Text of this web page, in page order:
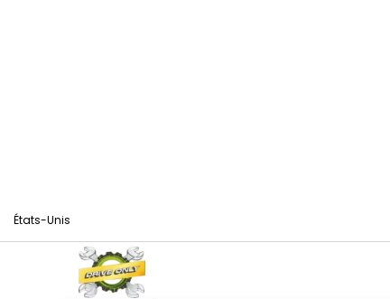
États-Unis